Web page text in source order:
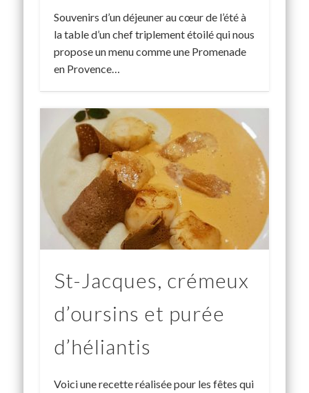
Souvenirs d’un déjeuner au cœur de l’été à
la table d’un chef triplement étoilé qui nous
propose un menu comme une Promenade
en Provence…
St-Jacques, crémeux
d’oursins et purée
d’héliantis
Voici une recette réalisée pour les fêtes qui